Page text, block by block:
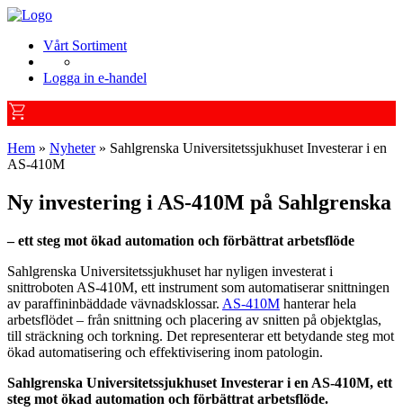
Vårt Sortiment
Logga in e-handel
Hem » Nyheter» Sahlgrenska Universitetssjukhuset Investerar i en
AS-410M
Ny investering i AS-410M på Sahlgrenska
– ett steg mot ökad automation och förbättrat arbetsflöde
Sahlgrenska Universitetssjukhuset har nyligen investerat i
snittroboten AS-410M, ett instrument som automatiserar snittningen
av paraffininbäddade vävnadsklossar. AS-410M hanterar hela
arbetsflödet – från snittning och placering av snitten på objektglas,
till sträckning och torkning. Det representerar ett betydande steg mot
ökad automatisering och effektivisering inom patologin.
Sahlgrenska Universitetssjukhuset Investerar i en AS-410M, ett
steg mot ökad automation och förbättrat arbetsflöde.